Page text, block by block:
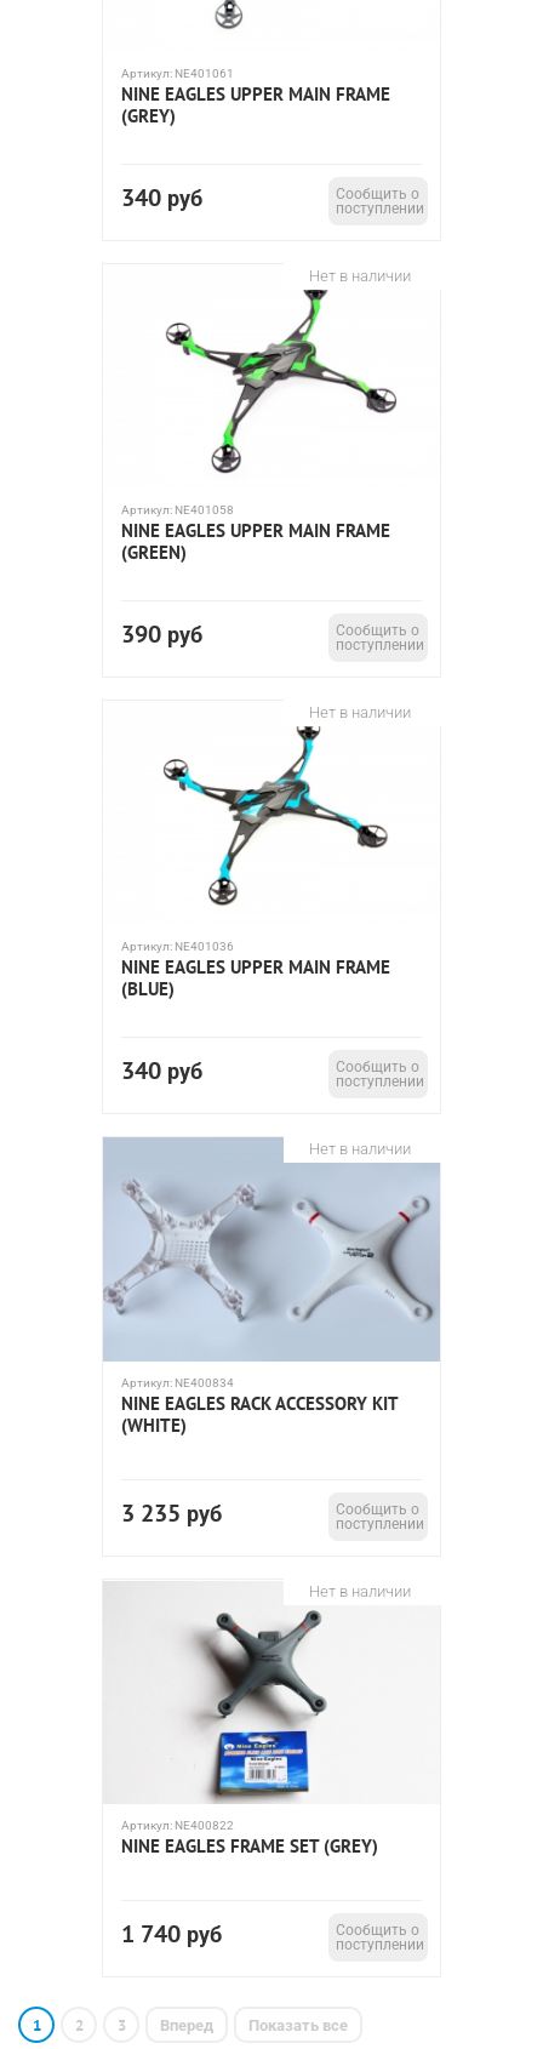
Артикул: NE401061
NINE EAGLES UPPER MAIN FRAME
(GREY)
340 руб
Сообщить о
поступлении
Нет в наличии
Артикул: NE401058
NINE EAGLES UPPER MAIN FRAME
(GREEN)
390 руб
Сообщить о
поступлении
Нет в наличии
Артикул: NE401036
NINE EAGLES UPPER MAIN FRAME
(BLUE)
340 руб
Сообщить о
поступлении
Нет в наличии
Артикул: NE400834
NINE EAGLES RACK ACCESSORY KIT
(WHITE)
3 235 руб
Сообщить о
поступлении
Нет в наличии
Артикул: NE400822
NINE EAGLES FRAME SET (GREY)
1 740 руб
Сообщить о
поступлении
1 2 3 Вперед Показать все